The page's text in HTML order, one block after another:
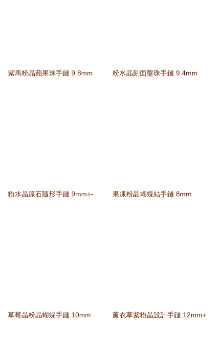
紫馬粉晶蘋果珠手鏈 9.8mm 粉水晶刻面盤珠手鏈 9.4mm
粉水晶原石隨形手鏈 9mm+- 果凍粉晶蝴蝶結手鏈 8mm
草莓晶粉晶蝴蝶手鏈 10mm 薰衣草紫粉晶設計手鏈 12mm+